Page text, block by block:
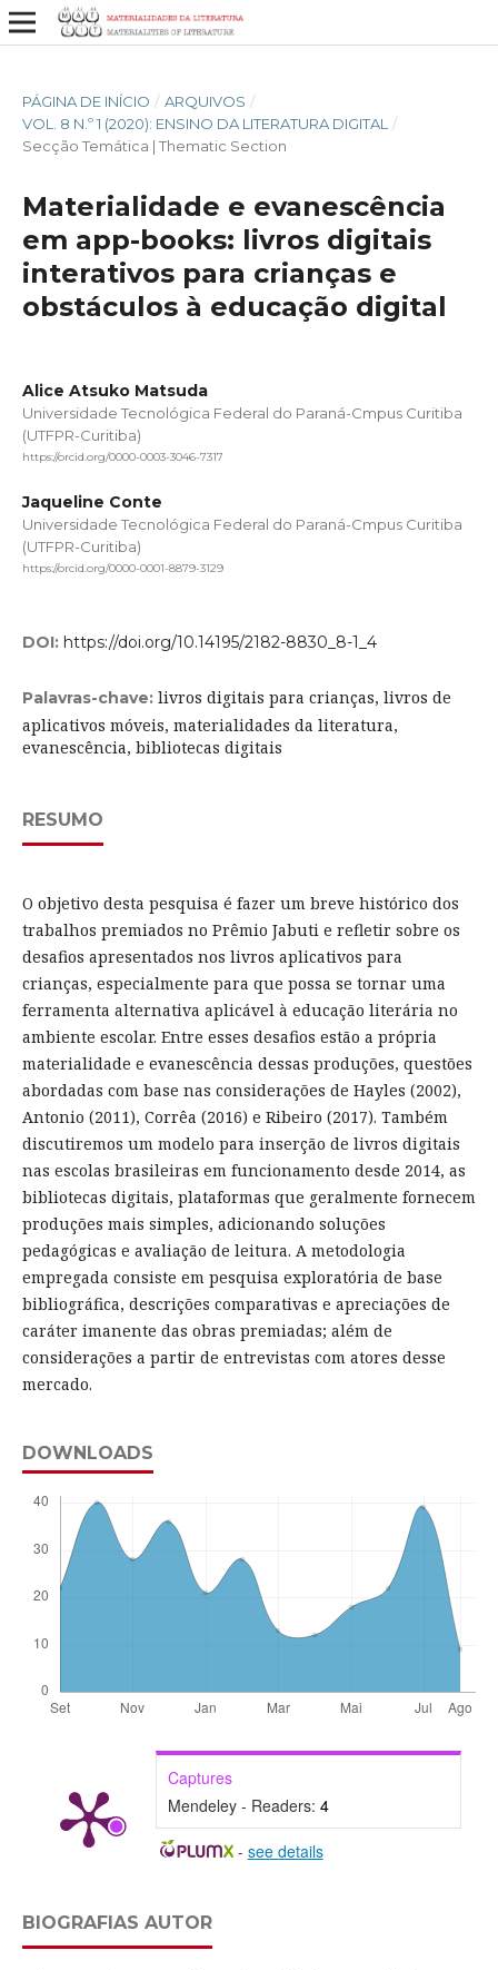
PÁGINA DE INÍCIO / ARQUIVOS /
VOL. 8 N.º 1 (2020): ENSINO DA LITERATURA DIGITAL
/
Secção Temática | Thematic Section
Materialidade e evanescência
em app-books: livros digitais
interativos para crianças e
obstáculos à educação digital
Alice Atsuko Matsuda
Universidade Tecnológica Federal do Paraná-Cmpus Curitiba
(UTFPR-Curitiba)
https://orcid.org/0000-0003-3046-7317
Jaqueline Conte
Universidade Tecnológica Federal do Paraná-Cmpus Curitiba
(UTFPR-Curitiba)
https://orcid.org/0000-0001-8879-3129
DOI: https://doi.org/10.14195/2182-8830_8-1_4
Palavras-chave: livros digitais para crianças, livros de
aplicativos móveis, materialidades da literatura,
evanescência, bibliotecas digitais
RESUMO
O objetivo desta pesquisa é fazer um breve histórico dos
trabalhos premiados no Prêmio Jabuti e refletir sobre os
desafios apresentados nos livros aplicativos para
crianças, especialmente para que possa se tornar uma
ferramenta alternativa aplicável à educação literária no
ambiente escolar. Entre esses desafios estão a própria
materialidade e evanescência dessas produções, questões
abordadas com base nas considerações de Hayles (2002),
Antonio (2011), Corrêa (2016) e Ribeiro (2017). Também
discutiremos um modelo para inserção de livros digitais
nas escolas brasileiras em funcionamento desde 2014, as
bibliotecas digitais, plataformas que geralmente fornecem
produções mais simples, adicionando soluções
pedagógicas e avaliação de leitura. A metodologia
empregada consiste em pesquisa exploratória de base
bibliográfica, descrições comparativas e apreciações de
caráter imanente das obras premiadas; além de
considerações a partir de entrevistas com atores desse
mercado.
DOWNLOADS
Captures
Mendeley - Readers: 4
- see details
BIOGRAFIAS AUTOR